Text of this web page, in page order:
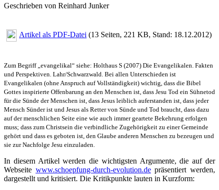
Geschrieben von Reinhard Junker
Artikel als PDF-Datei (13 Seiten, 221 KB, Stand: 18.12.2012)
Zum Begriff „evangelikal“ siehe: Holthaus S (2007) Die Evangelikalen. Fakten
und Perspektiven. Lahr/Schwarzwald. Bei allen Unterschieden ist
Evangelikalen (ohne Anspruch auf Vollständigkeit) wichtig, dass die Bibel
Gottes inspirierte Offenbarung an den Menschen ist, dass Jesu Tod ein Sühnetod
für die Sünde der Menschen ist, dass Jesus leiblich auferstanden ist, dass jeder
Mensch Sünder ist und Jesus als Retter von Sünde und Tod braucht, dass dazu
auf der menschlichen Seite eine wie auch immer geartete Bekehrung erfolgen
muss; dass zum Christsein die verbindliche Zugehörigkeit zu einer Gemeinde
gehört und dass es geboten ist, den Glaube anderen Menschen zu bezeugen und
sie zur Nachfolge Jesu einzuladen.
In diesem Artikel werden die wichtigsten Argumente, die auf der
Webseite www.schoepfung-durch-evolution.depräsentiert werden,
dargestellt und kritisiert. Die Kritikpunkte lauten in Kurzform: